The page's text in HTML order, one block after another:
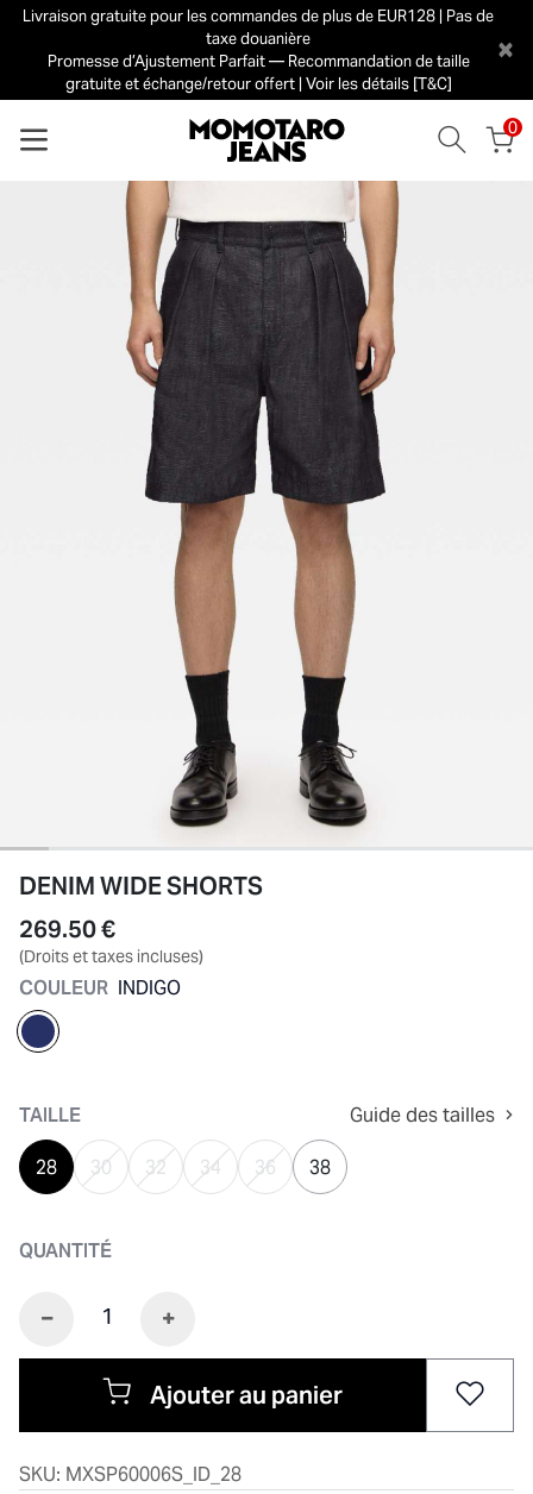
Livraison gratuite pour les commandes de plus de EUR128 | Pas de
taxe douanière
Promesse d’Ajustement Parfait — Recommandation de taille
gratuite et échange/retour offert | Voir les détails [T&C]
×
0
DENIM WIDE SHORTS
269.50 €
(Droits et taxes incluses)
COULEUR INDIGO
TAILLE
Guide des tailles
28 30 32 34 36 38
QUANTITÉ
Ajouter au panier
SKU: MXSP60006S_ID_28